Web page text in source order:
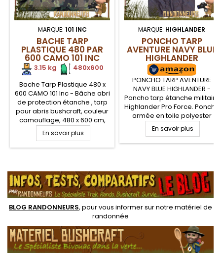
MARQUE: 101 INC
BACHE TARP
PLASTIQUE 480 PAR
600 CAMO 101 INC
3.15 kg
480x600
Bache Tarp Plastique 480 x
600 CAMO 101 Inc - Bâche abri
de protection étanche , tarp
pour abris bushcraft, couleur
camouflage, 480 x 600 cm,
avec œillets aluminium aux
quatre coins. Bâche en
Polyéthylène résistante de
Coutures renforcées sur les
extrémités
En savoir plus
MARQUE: HIGHLANDER
PONCHO TARP
AVENTURE NAVY BLUE
HIGHLANDER
PONCHO TARP AVENTURE
NAVY BLUE HIGHLANDER -
Poncho tarp étanche militaire
Highlander Pro Force. Poncho
armée en toile polyester
ripstop indéchirable avec
œillets et coutures
renforcées pour l'utilisation
avec sangle de serrage.
En savoir plus
BLOG RANDONNEURS, pour vous informer sur notre matériel de
randonnée